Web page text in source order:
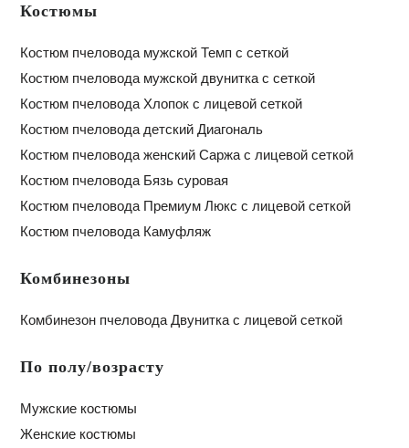
Костюмы
Костюм пчеловода мужской Темп с сеткой
Костюм пчеловода мужской двунитка с сеткой
Костюм пчеловода Хлопок с лицевой сеткой
Костюм пчеловода детский Диагональ
Костюм пчеловода женский Саржа с лицевой сеткой
Костюм пчеловода Бязь суровая
Костюм пчеловода Премиум Люкс с лицевой сеткой
Костюм пчеловода Камуфляж
Комбинезоны
Комбинезон пчеловода Двунитка с лицевой сеткой
По полу/возрасту
Мужские костюмы
Женские костюмы